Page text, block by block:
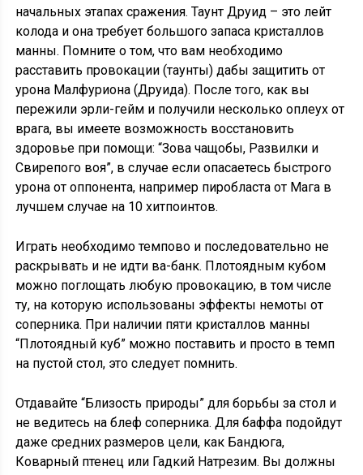
начальных этапах сражения. Таунт Друид – это лейт
колода и она требует большого запаса кристаллов
манны. Помните о том, что вам необходимо
расставить провокации (таунты) дабы защитить от
урона Малфуриона (Друида). После того, как вы
пережили эрли-гейм и получили несколько оплеух от
врага, вы имеете возможность восстановить
здоровье при помощи: “Зова чащобы, Развилки и
Свирепого воя”, в случае если опасаетесь быстрого
урона от оппонента, например пиробласта от Мага в
лучшем случае на 10 хитпоинтов.
Играть необходимо темпово и последовательно не
раскрывать и не идти ва-банк. Плотоядным кубом
можно поглощать любую провокацию, в том числе
ту, на которую использованы эффекты немоты от
соперника. При наличии пяти кристаллов манны
“Плотоядный куб” можно поставить и просто в темп
на пустой стол, это следует помнить.
Отдавайте “Близость природы” для борьбы за стол и
не ведитесь на блеф соперника. Для баффа подойдут
даже средних размеров цели, как Бандюга,
Коварный птенец или Гадкий Натрезим. Вы должны